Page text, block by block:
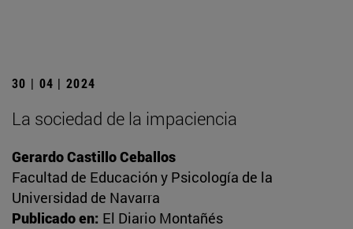
30 | 04 | 2024
La sociedad de la impaciencia
Gerardo Castillo Ceballos
Facultad de Educación y Psicología de la
Universidad de Navarra
Publicado en: El Diario Montañés